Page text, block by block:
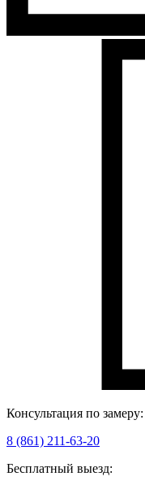
Консультация по замеру:
8 (861) 211-63-20
Бесплатный выезд: